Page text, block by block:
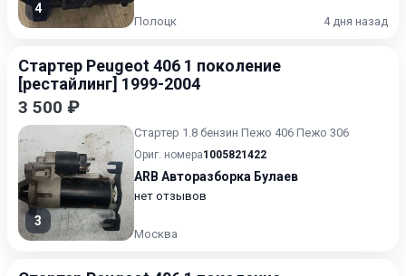
4
Полоцк 4 дня назад
Стартер Peugeot 406 1 поколение
[рестайлинг] 1999-2004
3 500 ₽
3
Стартер 1.8 бензин Пежо 406 Пежо 306
Ориг. номера1005821422
ARB Авторазборка Булаев
нет отзывов
Москва